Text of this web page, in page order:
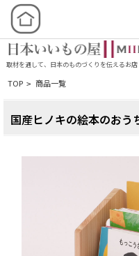
取材を通して、日本のものづくりを伝えるお店
TOP > 商品一覧
国産ヒノキの絵本のお